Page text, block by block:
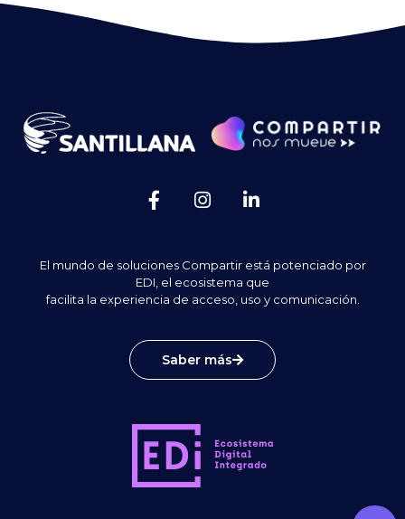
El mundo de soluciones Compartir está potenciado por
EDI, el ecosistema que
facilita la experiencia de acceso, uso y comunicación.
Saber más